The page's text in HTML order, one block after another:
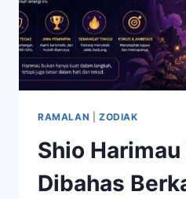
RAMALAN ZODIAK
Shio
Dibahas